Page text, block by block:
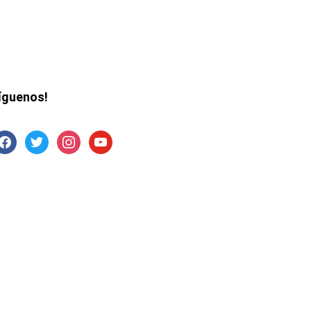
twitter instagramyoutube